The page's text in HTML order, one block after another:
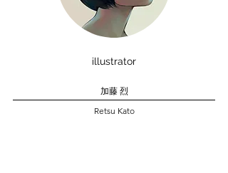
illustrator
加藤 烈
Retsu Kato